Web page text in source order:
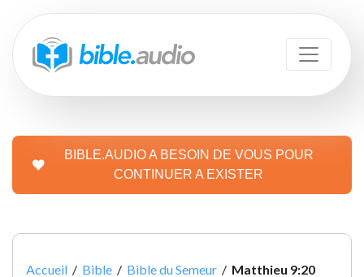
BIBLE.AUDIO A BESOIN DE VOUS POUR
CONTINUER A EXISTER
Accueil / Bible / Bible du Semeur / Matthieu 9:20